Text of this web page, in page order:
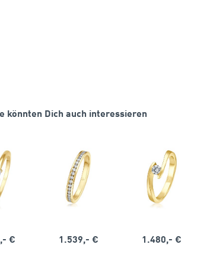
könnten Dich auch interessieren
€ 1.539,- € 1.480,- €